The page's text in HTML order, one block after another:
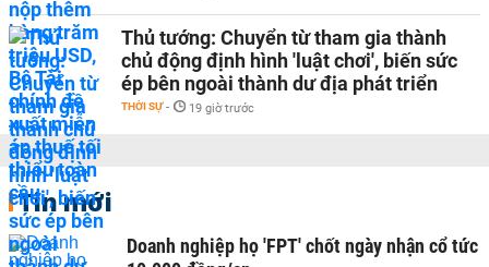
Thủ tướng: Chuyển từ tham gia thành
chủ động định hình 'luật chơi', biến sức
ép bên ngoài thành dư địa phát triển
THỜI SỰ - 19 giờ trước
Tin mới
Doanh nghiệp họ 'FPT' chốt ngày nhận cổ tức